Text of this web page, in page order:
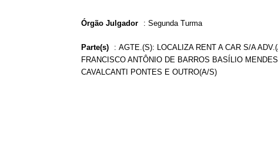
Órgão Julgador : Segunda Turma
Parte(s) : AGTE.(S): LOCALIZA RENT A CAR S/A
FRANCISCO ANTÔNIO DE BARROS BASÍLIO
CAVALCANTI PONTES E OUTRO(A/S)